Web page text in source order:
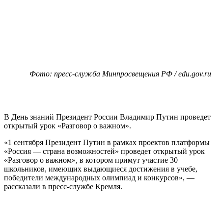
Фото: пресс-служба Минпросвещения РФ / edu.gov.ru
В День знаний Президент России Владимир Путин проведет
открытый урок «Разговор о важном».
«1 сентября Президент Путин в рамках проектов платформы
«Россия — страна возможностей» проведет открытый урок
«Разговор о важном», в котором примут участие 30
школьников, имеющих выдающиеся достижения в учебе,
победители международных олимпиад и конкурсов», —
рассказали в пресс-службе Кремля.